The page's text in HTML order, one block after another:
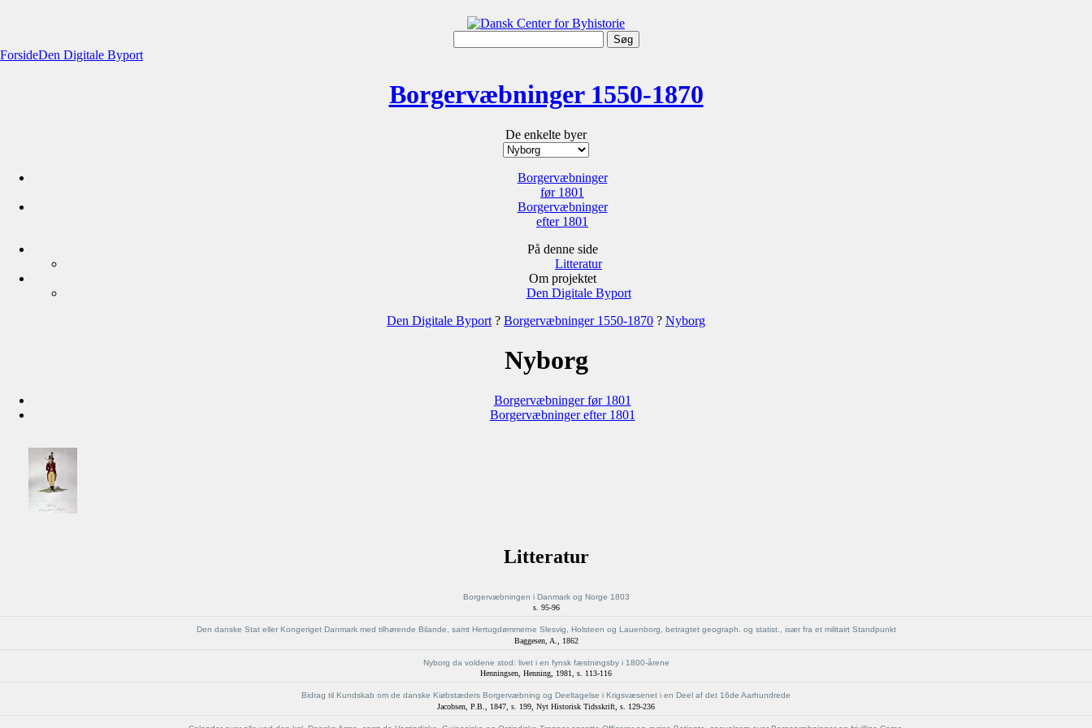
ForsideDen Digitale Byport
Borgervæbninger 1550-1870
De enkelte byer
Borgervæbninger
før 1801
Borgervæbninger
efter 1801
På denne side
Litteratur
Om projektet
Den Digitale Byport
Den Digitale Byport ? Borgervæbninger 1550-1870 ? Nyborg
Nyborg
Borgervæbninger før 1801
Borgervæbninger efter 1801
Litteratur
Borgervæbningen i Danmark og Norge 1803
s. 95-96
Den danske Stat eller Kongeriget Danmark med tilhørende Bilande, samt Hertugdømmerne Slesvig, Holsteen og Lauenborg, betragtet geograph. og statist., især fra et militairt Standpunkt
Baggesen, A.
1862
Nyborg da voldene stod: livet i en fynsk fæstningsby i 1800-årene
Henningsen, Henning
1981 s. 113-116
Bidrag til Kundskab om de danske Kiøbstæders Borgervæbning og Deeltagelse i Krigsvæsenet i en Deel af det 16de Aarhundrede
Jacobsen, P.B.
1847 s. 199 Nyt Historisk Tidsskrift, s. 129-236